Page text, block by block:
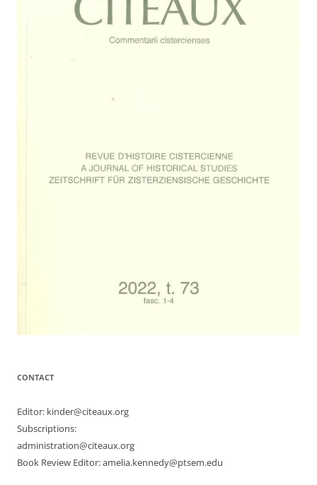
CONTACT
Editor: kinder@citeaux.org
Subscriptions:
administration@citeaux.org
Book Review Editor: amelia.kennedy@ptsem.edu